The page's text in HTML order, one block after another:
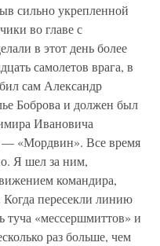
сильно укрепленной
во главе с
в этот день более
самолетов врага, в
сам Александр
Боброва и должен был
Ивановича
«Мордвин». Все время
Я шел за ним,
командира,
Когда пересекли линию
туча «мессершмиттов» и
раз больше, чем